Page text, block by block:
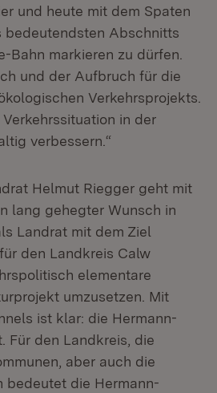
und heute mit dem Spaten
bedeutendsten Abschnitts
Bahn markieren zu dürfen.
und der Aufbruch für die
Verkehrsprojekts.
in der
verbessern.“
Helmut Riegger geht mit
lang gehegter Wunsch in
Landrat mit dem Ziel
den Landkreis Calw
elementare
umzusetzen. Mit
ist klar: die Hermann-
Für den Landkreis, die
aber auch die
bedeutet die Hermann-